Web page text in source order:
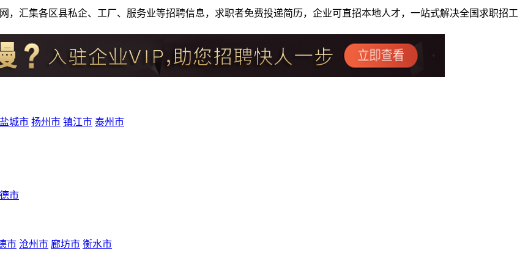
，汇集各区县私企、工厂、服务业等招聘信息，求职者免费投递简历，企业可直招本地人才，一站式解决全国求职招工
盐城市 扬州市 镇江市 泰州市
市
市 沧州市 廊坊市 衡水市